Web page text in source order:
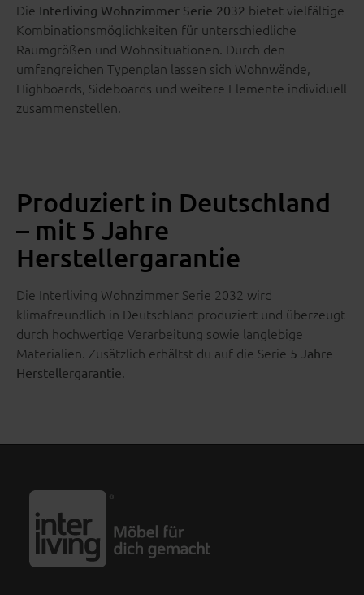
Die Interliving Wohnzimmer Serie 2032 bietet vielfältige
Kombinationsmöglichkeiten für unterschiedliche
Raumgrößen und Wohnsituationen. Durch den
umfangreichen Typenplan lassen sich Wohnwände,
Highboards, Sideboards und weitere Elemente individuell
zusammenstellen.
Produziert in Deutschland
– mit 5 Jahre
Herstellergarantie
Die Interliving Wohnzimmer Serie 2032 wird
klimafreundlich in Deutschland produziert und überzeugt
durch hochwertige Verarbeitung sowie langlebige
Materialien. Zusätzlich erhältst du auf die Serie 5 Jahre
Herstellergarantie.